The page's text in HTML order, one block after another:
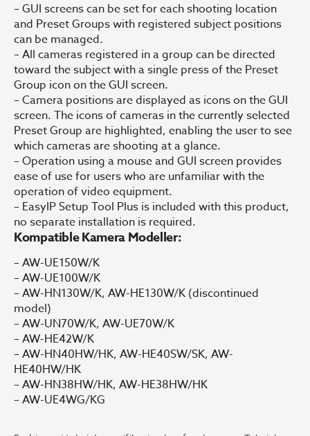
– GUI screens can be set for each shooting location
and Preset Groups with registered subject positions
can be managed.
– All cameras registered in a group can be directed
toward the subject with a single press of the Preset
Group icon on the GUI screen.
– Camera positions are displayed as icons on the GUI
screen. The icons of cameras in the currently selected
Preset Group are highlighted, enabling the user to see
which cameras are shooting at a glance.
– Operation using a mouse and GUI screen provides
ease of use for users who are unfamiliar with the
operation of video equipment.
– EasyIP Setup Tool Plus is included with this product,
no separate installation is required.
Kompatible Kamera Modeller:
– AW-UE150W/K
– AW-UE100W/K
– AW-HN130W/K, AW-HE130W/K (discontinued
model)
– AW-UN70W/K, AW-UE70W/K
– AW-HE42W/K
– AW-HN40HW/HK, AW-HE40SW/SK, AW-
HE40HW/HK
– AW-HN38HW/HK, AW-HE38HW/HK
– AW-UE4WG/KG